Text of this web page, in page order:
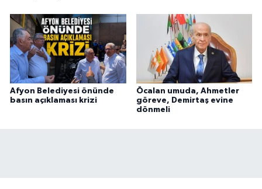
Afyon Belediyesi önünde
basın açıklaması krizi
Öcalan umuda, Ahmetler
göreve, Demirtaş evine
dönmeli